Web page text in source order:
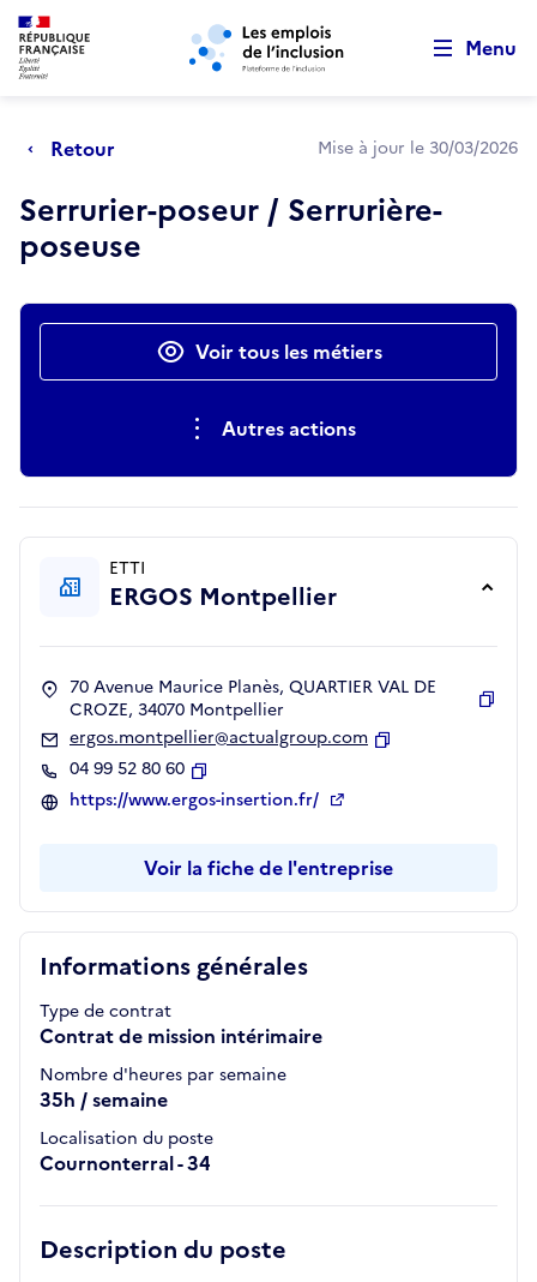
Aller au menu principal Aller au contenu principal
Menu
Retour Mise à jour le 30/03/2026
Serrurier-poseur / Serrurière-
poseuse
Actions rapidesVoir tous les métiers
Autres actions
Informations générales
Type de contrat
Contrat de mission intérimaire
Nombre d'heures par semaine
35h / semaine
Localisation du poste
Cournonterral - 34
Description du poste
ETTI
ERGOS Montpellier
70 Avenue Maurice Planès, QUARTIER VAL DE
CROZE, 34070 Montpellier
ergos.montpellier@actualgroup.com
04 99 52 80 60
Copier
https://www.ergos-insertion.fr/
Voir la fiche de l'entreprise
Retour au début de la page
Panneau de gestion des cookies